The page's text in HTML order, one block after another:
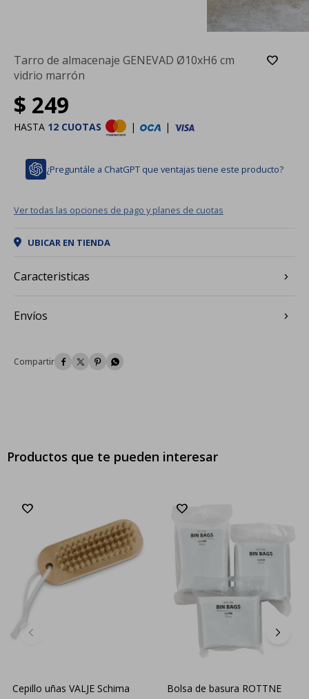
Tarro de almacenaje GENEVAD Ø10xH6 cm
vidrio marrón
$ 249
HASTA 12 CUOTAS | |
¿Preguntále a ChatGPT que ventajas tiene este producto?
Ver todas las opciones de pago y planes de cuotas
UBICAR EN TIENDA
Caracteristicas
Envíos
   
Productos que te pueden interesar
Cepillo uñas VALJE Schima
Bolsa de basura ROTTNE